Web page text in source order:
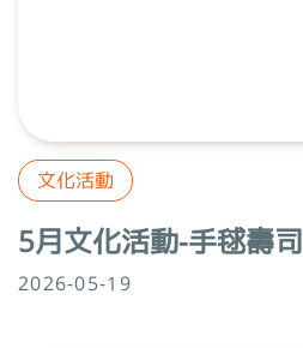
文化活動
5月文化活動-手毬壽司
2026-05-19